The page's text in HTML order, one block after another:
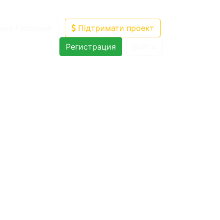
Підтримати проект
Регистрация